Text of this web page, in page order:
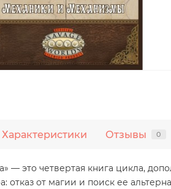
Характеристики Отзывы 0
— это четвертая книга цикла,
отказ от магии и поиск ее